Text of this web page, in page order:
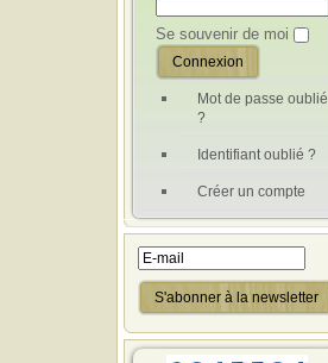
Se souvenir de moi
Mot de passe oublié
?
Identifiant oublié ?
Créer un compte